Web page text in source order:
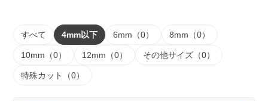
すべて 4mm以下 6mm（0） 8mm（0）
10mm（0） 12mm（0） その他サイズ（0）
特殊カット（0）